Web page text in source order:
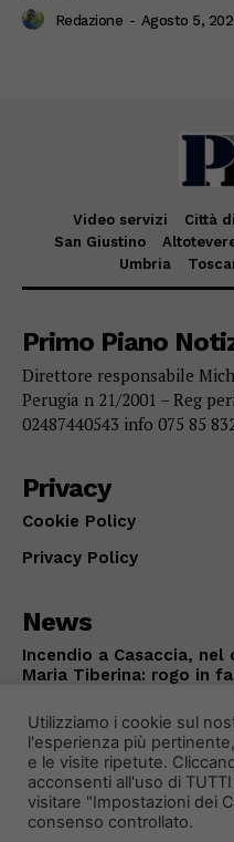
Redazione - Agosto 5,
Video servizi Città
San Giustino
Umbria
Primo Piano
Direttore responsabile
Perugia n 21/2001 – Reg
02487440543 info 075 85
Privacy
Cookie Policy
Privacy Policy
News
Incendio a Casaccia,
Maria Tiberina: rogo in
Utilizziamo i cookie sul
l'esperienza più
e le visite ripetute.
acconsenti all'uso di
visitare "Impostazioni dei
consenso controllato.